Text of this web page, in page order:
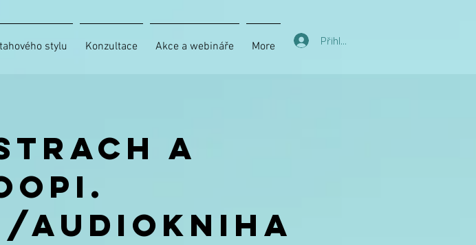
stylu Konzultace Akce a webináře More Přihlásit/Zaregistrovat
a
audiokniha